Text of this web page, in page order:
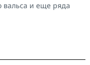
вальса и еще ряда